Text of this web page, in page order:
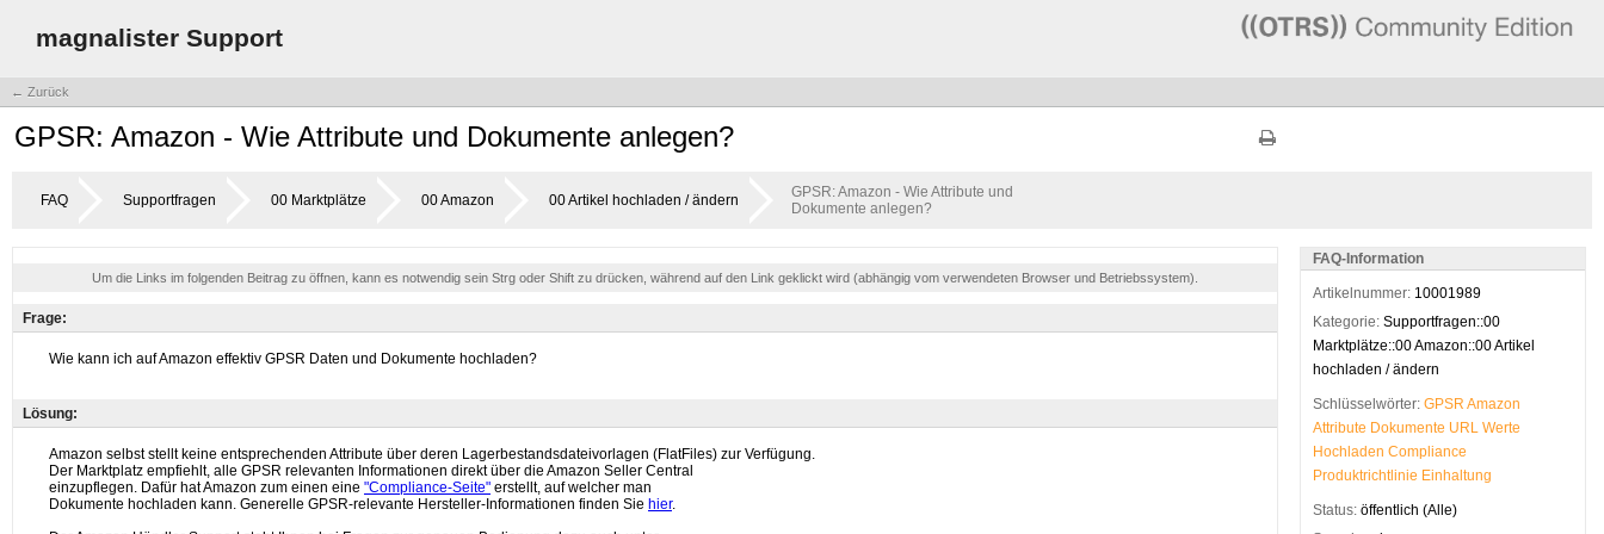
magnalister Support
← Zurück
GPSR: Amazon - Wie Attribute und Dokumente anlegen?
FAQ Supportfragen 00 Marktplätze 00 Amazon 00 Artikel hochladen / ändern
GPSR: Amazon - Wie Attribute und
Dokumente anlegen?
Um die Links im folgenden Beitrag zu öffnen, kann es notwendig sein Strg oder Shift zu drücken, während auf den Link geklickt wird (abhängig vom verwendeten Browser und Betriebssystem).
Frage:
Lösung:
FAQ-Information
Artikelnummer: 10001989
Kategorie: Supportfragen::00
Marktplätze::00 Amazon::00 Artikel
hochladen / ändern
Schlüsselwörter: GPSR Amazon
Attribute Dokumente URL Werte
Hochladen Compliance
Produktrichtlinie Einhaltung
Status: öffentlich (Alle)